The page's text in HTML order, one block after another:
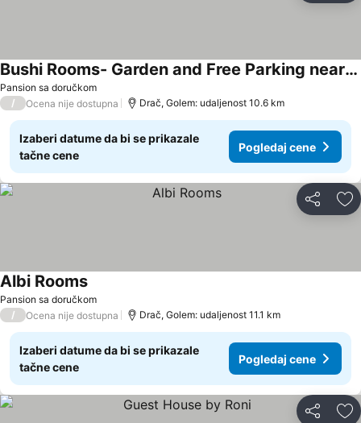
Pansion sa doručkom
Bushi Rooms- Garden and Free Parking near Beach
/ Ocena nije dostupna Drač, Golem: udaljenost 10.6 km
Izaberi datume da bi se prikazale
tačne cene
Pogledaj cene
Deli
Pansion sa doručkom
Albi Rooms
/ Ocena nije dostupna Drač, Golem: udaljenost 11.1 km
Izaberi datume da bi se prikazale
tačne cene
Pogledaj cene
Deli